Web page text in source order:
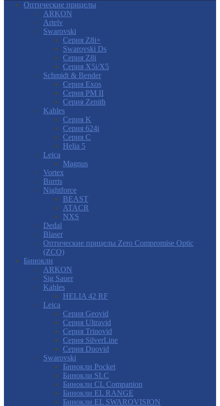
Оптические прицелы
ARKON
Artelv
Swarovski
Серия Z8i+
Swarovski Ds
Серия Z8i
Серия X5i/X5
Schmidt & Bender
Серия Exos
Серия PM II
Cерия Zenith
Kahles
Серия K
Серия 624i
Серия С
Helia 5
Leica
Magnus
Vortex
Burris
Nightforce
BEAST
ATACR
NXS
Dedal
Blaser
Оптические прицелы Zero Compromise Optic
(ZCO)
Бинокли
ARKON
Sig Sauer
Kahles
HELIA 42 RF
Leica
Серия Geovid
Серия Ultravid
Серия Trinovid
Серия SilverLine
Серия Duovid
Swarovski
Бинокли Pocket
Бинокли SLC
Бинокли CL Companion
Бинокли EL RANGE
Бинокли EL SWAROVISION